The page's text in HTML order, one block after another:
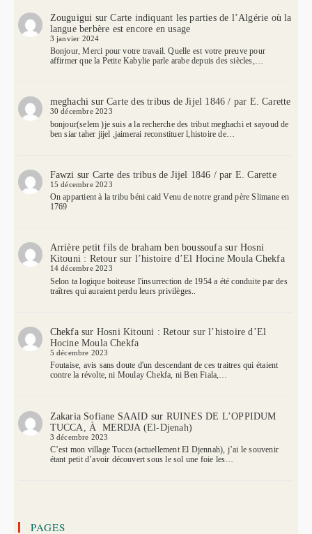
Zouguigui surCarte indiquant les parties de l’Algérie où la
langue berbère est encore en usage
3 janvier 2024
Bonjour, Merci pour votre travail. Quelle est votre preuve pour
affirmer que la Petite Kabylie parle arabe depuis des siècles,…
meghachi surCarte des tribus de Jijel 1846 / par E. Carette
30 décembre 2023
bonjour(selem )je suis a la recherche des tribut meghachi et sayoud de
ben siar taher jijel ,jaimerai reconstituer l,histoire de…
Fawzi sur Carte des tribus de Jijel 1846 / par E. Carette
15 décembre 2023
On appartient à la tribu béni caid Venu de notre grand père Slimane en
1769
Arrière petit fils de braham ben boussoufasur Hosni
Kitouni : Retour sur l’histoire d’El Hocine Moula Chekfa
14 décembre 2023
Selon ta logique boiteuse l'insurrection de 1954 a été conduite par des
traîtres qui auraient perdu leurs privilèges..
Chekfasur Hosni Kitouni : Retour sur l’histoire d’El
Hocine Moula Chekfa
5 décembre 2023
Foutaise, avis sans doute d'un descendant de ces traitres qui étaient
contre la révolte, ni Moulay Chekfa, ni Ben Fiala,…
Zakaria Sofiane SAAID sur RUINES DE L’OPPIDUM
TUCCA, À MERDJA (El-Djenah)
3 décembre 2023
C’est mon village Tucca (actuellement El Djennah), j’ai le souvenir
étant petit d’avoir découvert sous le sol une foie les…
PAGES